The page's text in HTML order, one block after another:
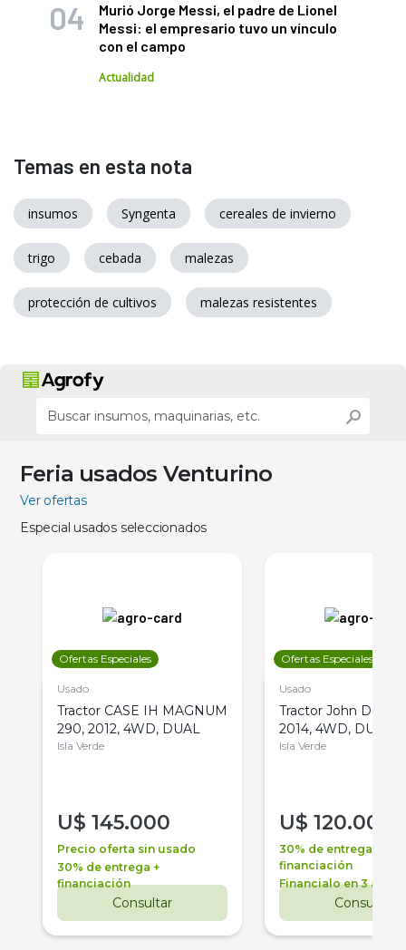
Murió Jorge Messi, el padre de Lionel
Messi: el empresario tuvo un vínculo
con el campo
Actualidad
Temas en esta nota
insumos Syngenta cereales de invierno
trigo cebada malezas
protección de cultivos malezas resistentes
Feria usados Venturino
Ver ofertas
Especial usados seleccionados
Ofertas Especiales
Usado
Tractor CASE IH MAGNUM
290, 2012, 4WD, DUAL
Isla Verde
U$ 145.000
Precio oferta sin usado
30% de entrega +
financiación
Consultar
Ofertas Especiales
Usado
Tractor John Deere
2014, 4WD, DUAL
Isla Verde
U$ 120.000
30% de entrega +
financiación
Financialo en 3 años
Consultar